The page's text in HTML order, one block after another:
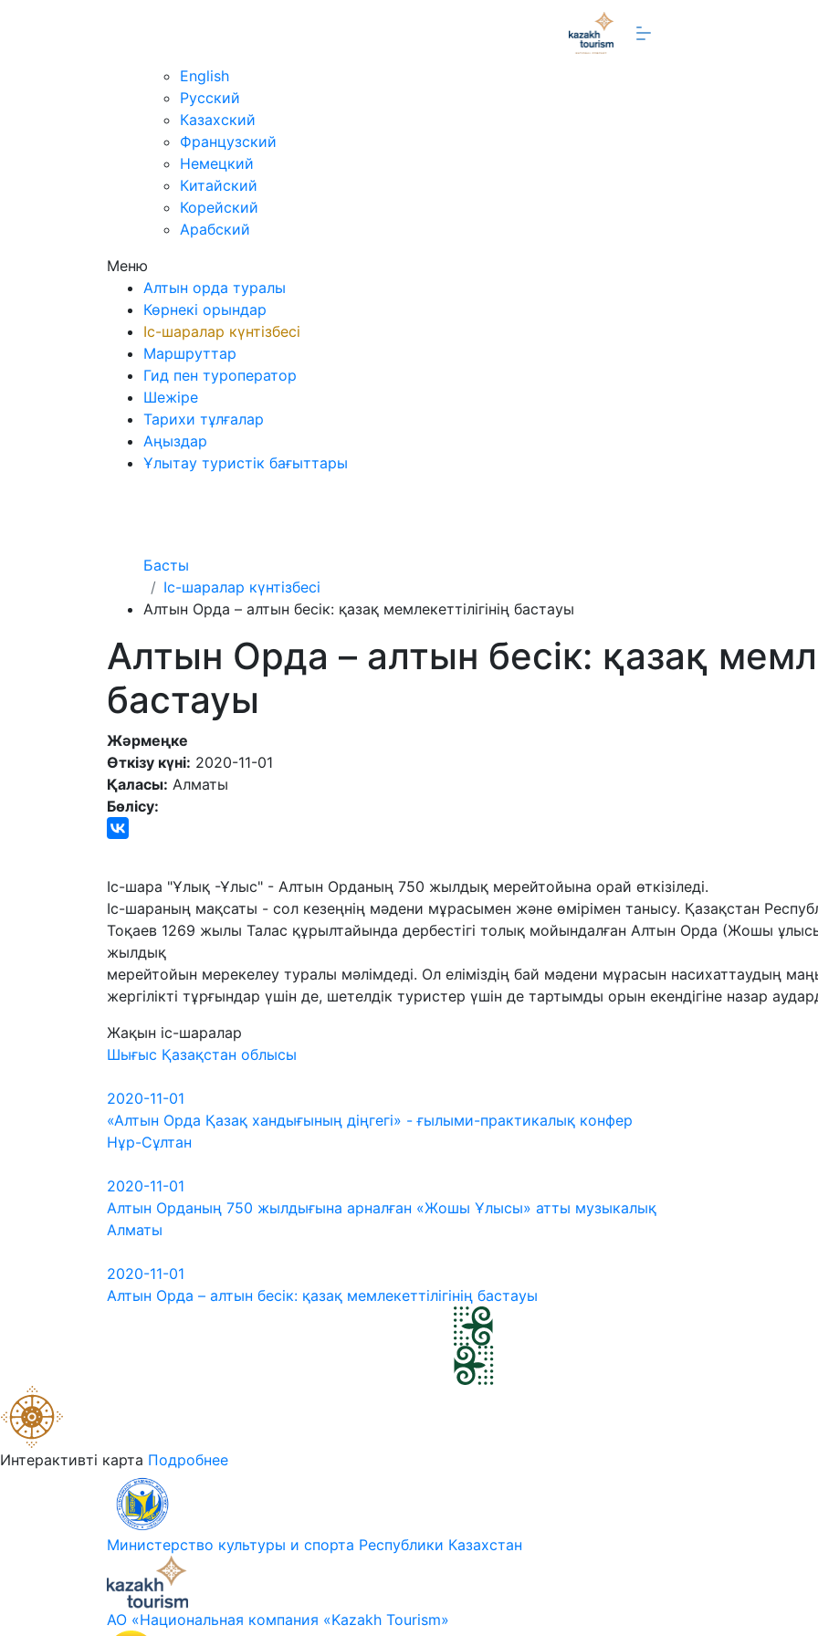
English
Русский
Казахский
Французский
Немецкий
Китайский
Корейский
Арабский
Меню
Алтын орда туралы
Көрнекі орындар
Іс-шаралар күнтізбесі
Маршруттар
Гид пен туроператор
Шежіре
Тарихи тұлғалар
Аңыздар
Ұлытау туристік бағыттары
Басты
Іс-шаралар күнтізбесі
Алтын Орда – алтын бесік: қазақ мемлекеттілігінің бастауы
Алтын Орда – алтын бесік: қазақ
бастауы
Жәрмеңке
Өткізу күні: 2020-11-01
Қаласы: Алматы
Бөлісу:
Іс-шара "Ұлық -Ұлыс" - Алтын Орданың 750 жылдық мерейтойына орай өткізіледі.
Іс-шараның мақсаты - сол кезеңнің мәдени мұрасымен және өмірімен танысу. Қазақстан
Тоқаев 1269 жылы Талас құрылтайында дербестігі толық мойындалған Алтын Орда (Жошы
жылдық
мерейтойын мерекелеу туралы мәлімдеді. Ол еліміздің бай мәдени мұрасын насихаттаудың
жергілікті тұрғындар үшін де, шетелдік туристер үшін де тартымды орын екендігіне назар
Жақын іс-шаралар
Шығыс Қазақстан облысы
2020-11-01
«Алтын Орда Қазақ хандығының діңгегі» - ғылыми-практикалық конфер
Нұр-Сұлтан
2020-11-01
Алтын Орданың 750 жылдығына арналған «Жошы Ұлысы» атты музыкалық
Алматы
2020-11-01
Алтын Орда – алтын бесік: қазақ мемлекеттілігінің бастауы
Интерактивті карта Подробнее
Министерство культуры и спорта Республики Казахстан
АО «Национальная компания «Kazakh Tourism»